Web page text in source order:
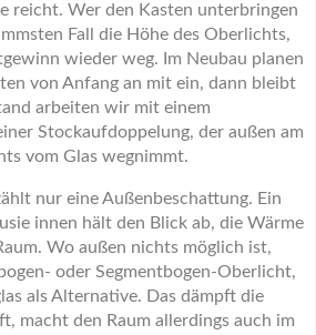
reicht. Wer den Kasten unterbringen
Fall die Höhe des Oberlichts,
wieder weg. Im Neubau planen
von Anfang an mit ein, dann bleibt
arbeiten wir mit einem
Stockaufdoppelung, der außen am
vom Glas wegnimmt.
nur eine Außenbeschattung. Ein
innen hält den Blick ab, die Wärme
Wo außen nichts möglich ist,
oder Segmentbogen-Oberlicht,
als Alternative. Das dämpft die
macht den Raum allerdings auch im